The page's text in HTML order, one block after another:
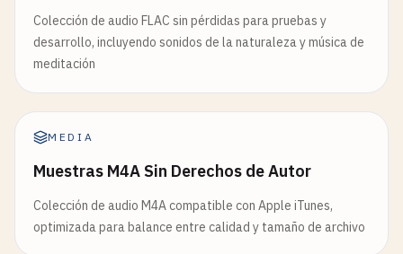
Colección de audio FLAC sin pérdidas para pruebas y
desarrollo, incluyendo sonidos de la naturaleza y música de
meditación
MEDIA
Muestras M4A Sin Derechos de Autor
Colección de audio M4A compatible con Apple iTunes,
optimizada para balance entre calidad y tamaño de archivo